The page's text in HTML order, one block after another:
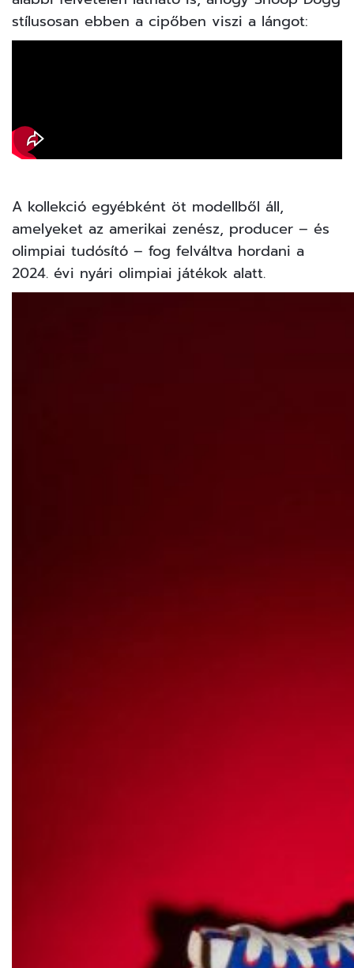
stílusosan ebben a cipőben viszi a lángot:
A kollekció egyébként öt modellből áll,
amelyeket az amerikai zenész, producer – és
olimpiai tudósító – fog felváltva hordani a
2024. évi nyári olimpiai játékok alatt.